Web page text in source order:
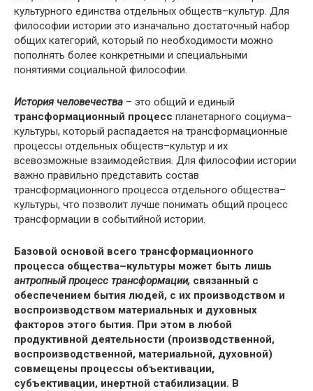
культурного единства отдельных обществ–культур. Для
философии истории это изначально достаточный набор
общих категорий, который по необходимости можно
пополнять более конкретными и специальными
понятиями социальной философии.
История человечества – это общий и единый
трансформационный процесс планетарного социума–
культуры, который распадается на трансформационные
процессы отдельных обществ–культур и их
всевозможные взаимодействия. Для философии истории
важно правильно представить состав
трансформационного процесса отдельного общества–
культуры, что позволит лучше понимать общий процесс
трансформации в событийной истории.
Базовой основой всего трансформационного
процесса общества–культуры может быть лишь
антропный процесс трансформации, связанный с
обеспечением бытия людей, с их производством и
воспроизводством материальных и духовных
факторов этого бытия. При этом в любой
продуктивной деятельности (производственной,
воспроизводственной, материальной, духовной)
совмещены процессы объективации,
субъективации, инертной стабилизации. В